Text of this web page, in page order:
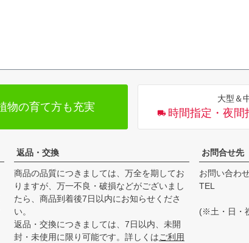
物の育て方も充実
大型＆
時間指定・夜間
返品・交換
商品の品質につきましては、万全を期してお
りますが、万一不良・破損などがございまし
たら、商品到着後7日以内にお知らせくださ
い。
返品・交換につきましては、7日以内、未開
封・未使用に限り可能です。詳しくはご利用
お問合せ先
お問い合わ
TEL
(※土・日・